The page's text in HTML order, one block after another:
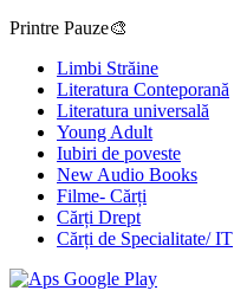
Printre Pauze🎨
Limbi Străine
Literatura Conteporană
Literatura universală
Young Adult
Iubiri de poveste
New Audio Books
Filme- Cărți
Cărți Drept
Cărți de Specialitate/ IT